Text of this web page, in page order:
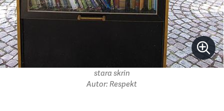
stara skrin
Autor: Respekt